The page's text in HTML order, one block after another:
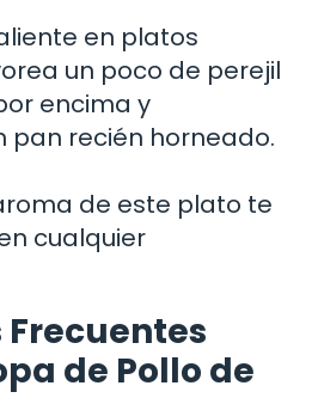
en platos
un poco de perejil
encima y
recién horneado.
de este plato te
cualquier
de Pollo de